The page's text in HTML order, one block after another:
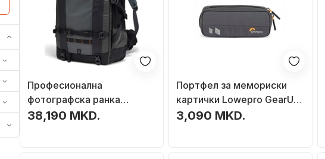
Професионална
фотографска ранка
Lowepro Pro Trekker BP
38,190 MKD.
Портфел за мемориски
картички Lowepro GearUp
Memory Wallet 20, со
3,090 MKD.